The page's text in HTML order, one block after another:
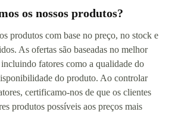
os nossos produtos?
produtos com base no preço, no stock e
As ofertas são baseadas no melhor
fatores como a qualidade do
do produto. Ao controlar
certificamo-nos de que os clientes
produtos possíveis aos preços mais